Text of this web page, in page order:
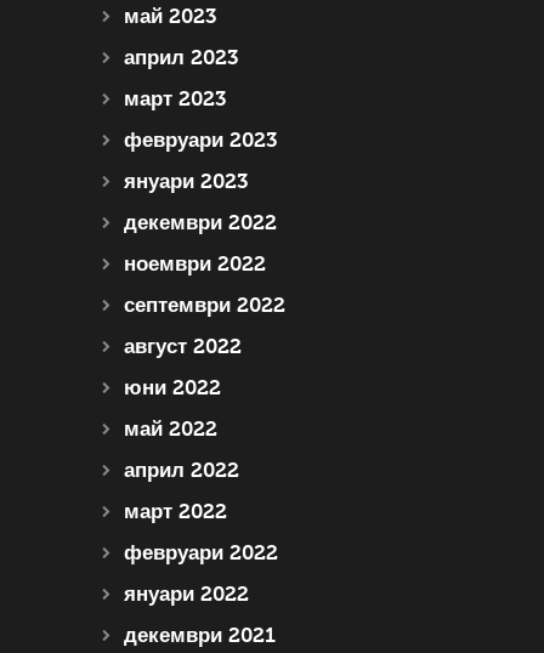
май 2023
април 2023
март 2023
февруари 2023
януари 2023
декември 2022
ноември 2022
септември 2022
август 2022
юни 2022
май 2022
април 2022
март 2022
февруари 2022
януари 2022
декември 2021